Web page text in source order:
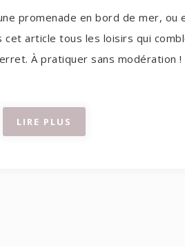
promenade en bord de mer, ou
cet article tous les loisirs qui
À pratiquer sans modération !
LIRE PLUS